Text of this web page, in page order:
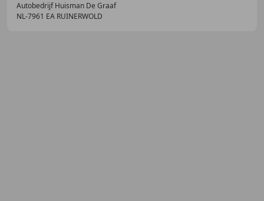
Autobedrijf Huisman De Graaf
NL-7961 EA RUINERWOLD